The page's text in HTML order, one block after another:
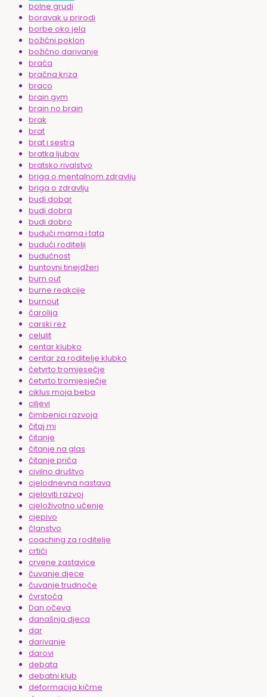
bolne grudi
boravak u prirodi
borbe oko jela
božićni poklon
božićno darivanje
braća
bračna kriza
braco
brain gym
brain no brain
brak
brat
brat i sestra
bratka ljubav
bratsko rivalstvo
briga o mentalnom zdravlju
briga o zdravlju
budi dobar
budi dobra
budi dobro
budući mama i tata
budući roditelji
budućnost
buntovni tinejdžeri
burn out
burne reakcije
burnout
čarolija
carski rez
celulit
centar klubko
centar za roditelje klubko
četvrto tromjesečje
četvrto tromjesječje
ciklus moja beba
ciljevi
čimbenici razvoja
čitaj mi
čitanje
čitanje na glas
čitanje priča
civilno društvo
cjelodnevna nastava
cjeloviti razvoj
cjeloživotno učenje
cjepivo
članstvo
coaching za roditelje
crtići
crvene zastavice
čuvanje djece
čuvanje trudnoće
čvrstoća
Dan očeva
današnja djeca
dar
darivanje
darovi
debata
debatni klub
deformacija kičme